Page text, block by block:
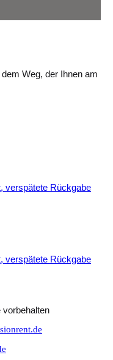
Weg, der Ihnen am
verspätete Rückgabe
verspätete Rückgabe